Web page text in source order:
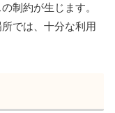
制約が生じます。
では、十分な利用